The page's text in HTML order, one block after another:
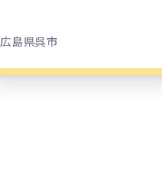
広島県呉市